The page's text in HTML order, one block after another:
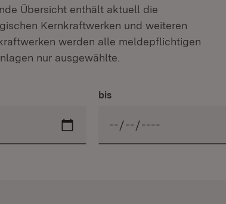
Übersicht enthält aktuell die
Kernkraftwerken und weiteren
werden alle meldepflichtigen
nur ausgewählte.
bis